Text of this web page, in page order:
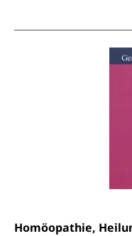
Homöopathie,